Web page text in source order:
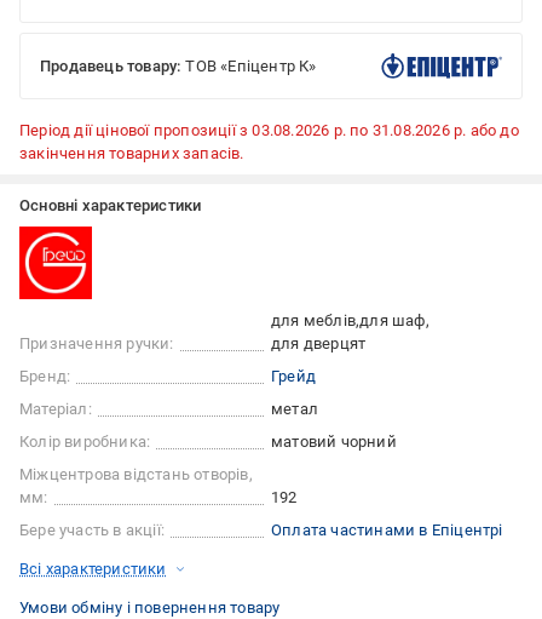
Продавець товару: ТОВ «Епіцентр К»
Період дії цінової пропозиції з 03.08.2026 р. по 31.08.2026 р. або до
закінчення товарних запасів.
Основні характеристики
Призначення ручки:
для меблів для шаф
для дверцят
Бренд:
Грейд
Матеріал:
метал
Колір виробника:
матовий чорний
Міжцентрова відстань отворів,
мм:
192
Бере участь в акції:
Оплата частинами в Епіцентрі
Всі характеристики
Умови обміну і повернення товару